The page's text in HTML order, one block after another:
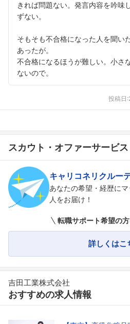
こちらの企業もフォロ
きれば問題ない。発言内容を吟味
ずない。
そもそも不合格になった人を聞い
あったが。
不合格になるほうが難しい。小さ
ないので。
投稿日:
スカウト・オファーサービス
キャリコネリクルー
あなたの希望・経歴に
人をお届け！
転職サポート希望の
詳しくはこ
吉田工業株式会社
おすすめの求人情報